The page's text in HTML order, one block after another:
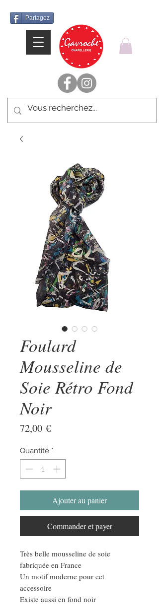
Partagez
Foulard
Mousseline de
Soie Rétro Fond
Noir
72,00 €Prix
Quantité *
Ajouter au panier
Commander et payer
Très belle mousseline de soie
fabriquée en France
Un motif moderne pour cet
accessoire
Existe aussi en fond noir